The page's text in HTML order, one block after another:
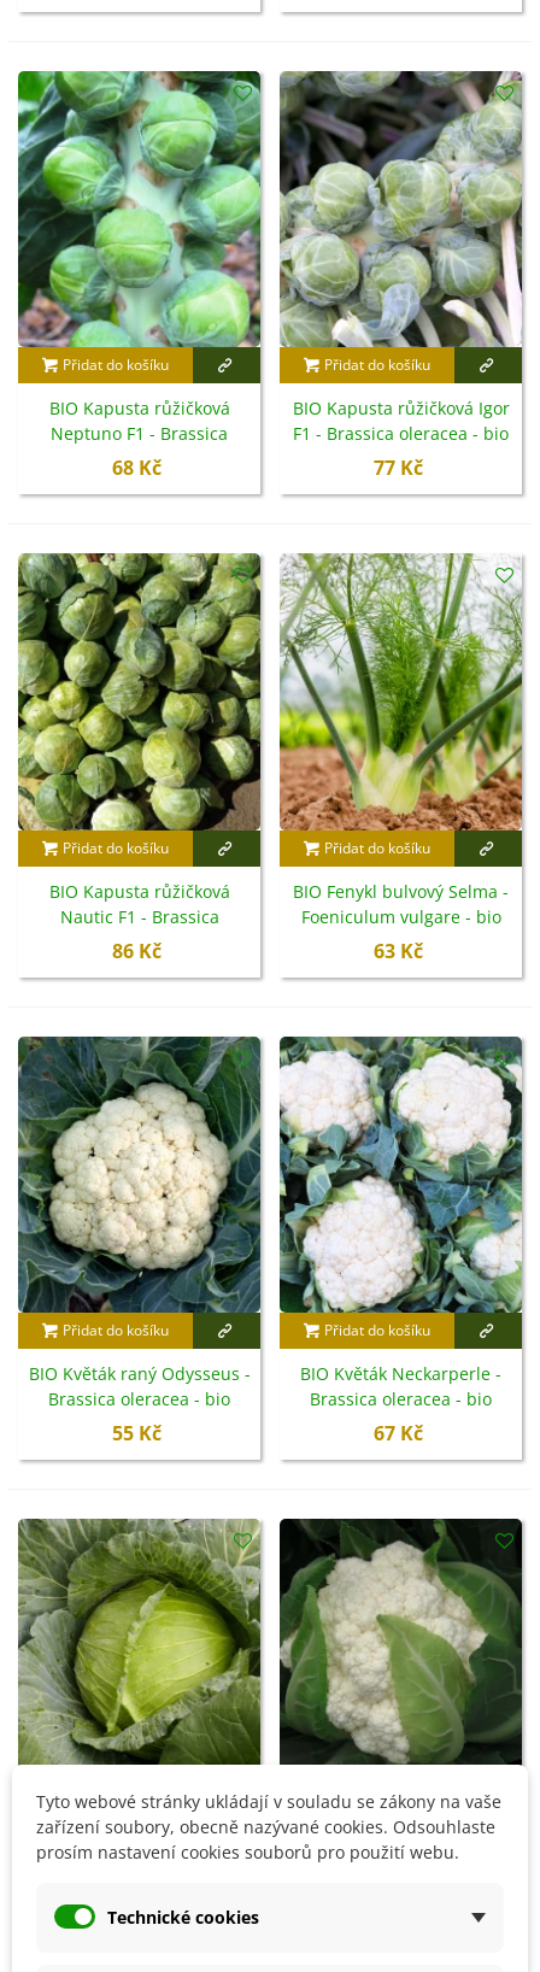
Přidat do košíku
BIO Kapusta růžičková
Neptuno F1 - Brassica
oleracea - bio semena -
68 Kč
Přidat do košíku
BIO Kapusta růžičková Igor
F1 - Brassica oleracea - bio
semena - 20 ks
77 Kč
Přidat do košíku
BIO Kapusta růžičková
Nautic F1 - Brassica
oleracea - bio semena -
86 Kč
Přidat do košíku
BIO Fenykl bulvový Selma -
Foeniculum vulgare - bio
semena - 50 ks
63 Kč
Přidat do košíku
BIO Květák raný Odysseus -
Brassica oleracea - bio
semena - 20 ks
55 Kč
Přidat do košíku
BIO Květák Neckarperle -
Brassica oleracea - bio
semena - 20 ks
67 Kč
Přidat do košíku
BIO Zelí bílé Marner
oleracea - bio semena -
45 Kč
Přidat do košíku
BIO Květák Flamenco F1 -
Tyto webové stránky ukládají v souladu se zákony na vaše
zařízení soubory, obecně nazývané cookies. Odsouhlaste
prosím nastavení cookies souborů pro použití webu.
Technické cookies